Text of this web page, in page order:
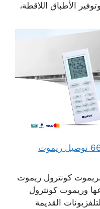
الأطباق اللاقطة،
توصيل ريموت للمنزل 66041166 توصيل ريموت
كونترول ريموت
وريموت كونترول
القديمة